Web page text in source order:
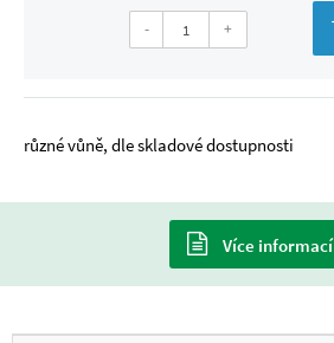
- +
různé vůně, dle skladové dostupnosti
Více informací